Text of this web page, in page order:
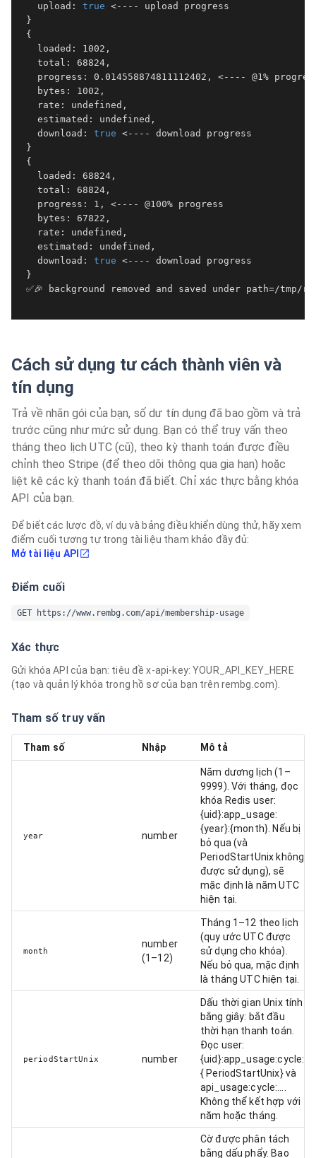
   upload:
true <---- upload progress
}
{
   loaded: 1002,
   total: 68824,
progress: 0.014558874811112402, <---- @1%
   bytes: 1002,
   rate: undefined,
   estimated: undefined,
   download:
true <---- download progress
}
{
   loaded: 68824,
   total: 68824,
   progress: 1, <---- @100% progress
   bytes: 67822,
   rate: undefined,
   estimated: undefined,
   download:
true <---- download progress
}
✅🎉 background removed and saved under path=/tmp/
Cách sử dụng tư cách thành viên và
tín dụng
Trả về nhãn gói của bạn, số dư tín dụng đã bao gồm và trả
trước cũng như mức sử dụng. Bạn có thể truy vấn theo
tháng theo lịch UTC (cũ), theo kỳ thanh toán được điều
chỉnh theo Stripe (để theo dõi thông qua gia hạn) hoặc
liệt kê các kỳ thanh toán đã biết. Chỉ xác thực bằng khóa
API của bạn.
Để biết các lược đồ, ví dụ và bảng điều khiển dùng thử, hãy xem
điểm cuối tương tự trong tài liệu tham khảo đầy đủ:
Mở tài liệu API
Điểm cuối
GET https://www.rembg.com/api/membership-usage
Xác thực
Gửi khóa API của bạn: tiêu đề x-api-key: YOUR_API_KEY_HERE
(tạo và quản lý khóa trong hồ sơ của bạn trên rembg.com).
Tham số truy vấn
Tham số Nhập Mô tả
year number
Năm dương lịch (1–
9999). Với tháng, đọc
khóa Redis user:
{uid}:app_usage:
{year}:{month}. Nếu bị
bỏ qua (và
PeriodStartUnix không
được sử dụng), sẽ
mặc định là năm UTC
hiện tại.
month
number
(1–12)
Tháng 1–12 theo lịch
(quy ước UTC được
sử dụng cho khóa).
Nếu bỏ qua, mặc định
là tháng UTC hiện tại.
periodStartUnix number
Dấu thời gian Unix tính
bằng giây: bắt đầu
thời hạn thanh toán.
Đọc user:
{uid}:app_usage:cycle:
{ PeriodStartUnix} và
api_usage:cycle:….
Không thể kết hợp với
năm hoặc tháng.
Cờ được phân tách
bằng dấu phẩy. Bao